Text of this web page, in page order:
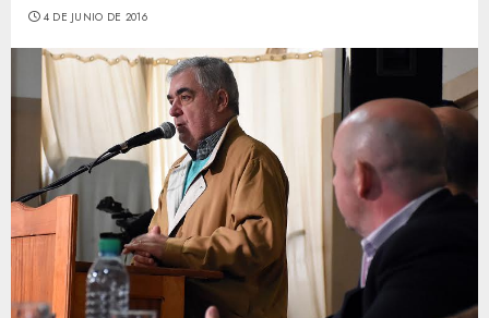
4 DE JUNIO DE 2016